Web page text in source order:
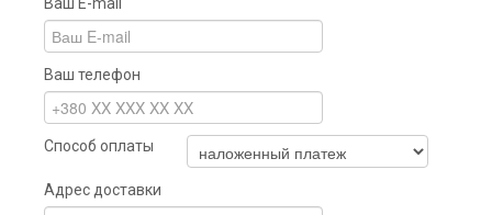
Ваш E-mail
Ваш телефон
Способ оплаты
Адрес доставки